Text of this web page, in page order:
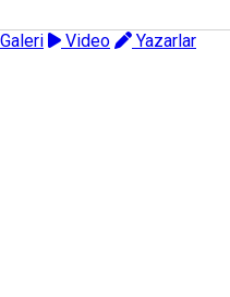
Galeri Video
Yazarlar